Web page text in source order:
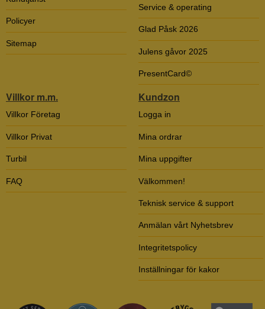
Policyer
Sitemap
Service & operating
Glad Påsk 2026
Julens gåvor 2025
PresentCard©
Villkor m.m.
Villkor Företag
Villkor Privat
Turbil
FAQ
Kundzon
Logga in
Mina ordrar
Mina uppgifter
Välkommen!
Teknisk service & support
Anmälan vårt Nyhetsbrev
Integritetspolicy
Inställningar för kakor